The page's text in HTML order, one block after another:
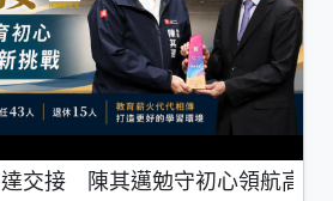
交接 陳其邁勉守初心領航高雄